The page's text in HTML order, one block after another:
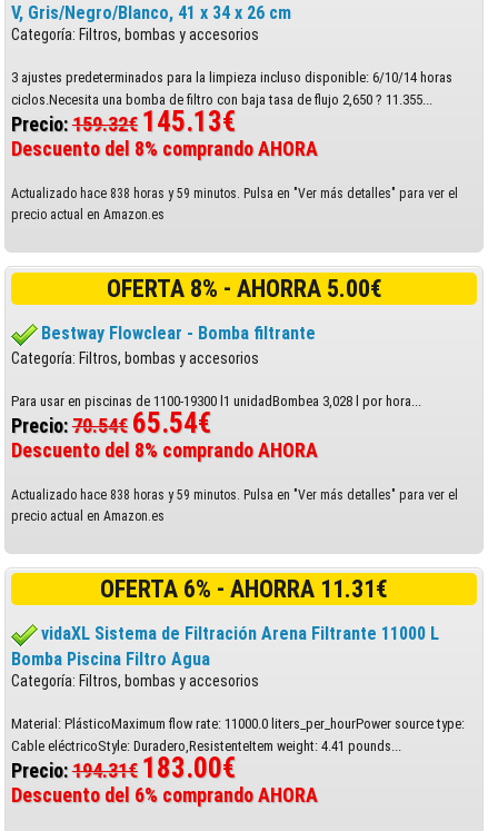
V, Gris/Negro/Blanco, 41 x 34 x 26 cm
Categoría: Filtros, bombas y accesorios
3 ajustes predeterminados para la limpieza incluso disponible: 6/10/14 horas
ciclos.Necesita una bomba de filtro con baja tasa de flujo 2,650 ? 11.355...
Precio:159.32€ 145.13€
Descuento del 8% comprando AHORA
Actualizado hace 838 horas y 59 minutos. Pulsa en "Ver más detalles" para ver el
precio actual en Amazon.es
OFERTA 8% - AHORRA 5.00€
Bestway Flowclear - Bomba filtrante
Categoría: Filtros, bombas y accesorios
Para usar en piscinas de 1100-19300 l1 unidadBombea 3,028 l por hora...
Precio:70.54€ 65.54€
Descuento del 8% comprando AHORA
Actualizado hace 838 horas y 59 minutos. Pulsa en "Ver más detalles" para ver el
precio actual en Amazon.es
OFERTA 6% - AHORRA 11.31€
vidaXL Sistema de Filtración Arena Filtrante 11000 L
Bomba Piscina Filtro Agua
Categoría: Filtros, bombas y accesorios
Material: PlásticoMaximum flow rate: 11000.0 liters_per_hourPower source type:
Cable eléctricoStyle: Duradero,ResistenteItem weight: 4.41 pounds...
Precio:194.31€ 183.00€
Descuento del 6% comprando AHORA